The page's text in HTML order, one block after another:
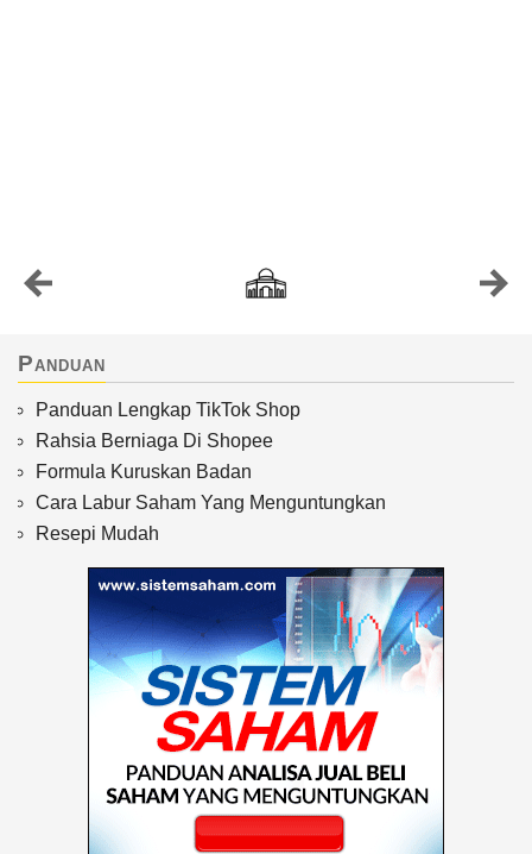
Panduan
Panduan Lengkap TikTok Shop
Rahsia Berniaga Di Shopee
Formula Kuruskan Badan
Cara Labur Saham Yang Menguntungkan
Resepi Mudah